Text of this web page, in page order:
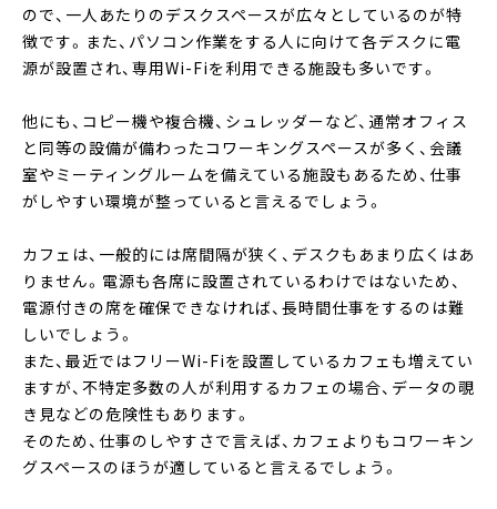
ので、一人あたりのデスクスペースが広々としているのが特
徴です。また、パソコン作業をする人に向けて各デスクに電
源が設置され、専用Wi-Fiを利用できる施設も多いです。
他にも、コピー機や複合機、シュレッダーなど、通常オフィス
と同等の設備が備わったコワーキングスペースが多く、会議
室やミーティングルームを備えている施設もあるため、仕事
がしやすい環境が整っていると言えるでしょう。
カフェは、一般的には席間隔が狭く、デスクもあまり広くはあ
りません。電源も各席に設置されているわけではないため、
電源付きの席を確保できなければ、長時間仕事をするのは難
しいでしょう。
また、最近ではフリーWi-Fiを設置しているカフェも増えてい
ますが、不特定多数の人が利用するカフェの場合、データの覗
き見などの危険性もあります。
そのため、仕事のしやすさで言えば、カフェよりもコワーキン
グスペースのほうが適していると言えるでしょう。